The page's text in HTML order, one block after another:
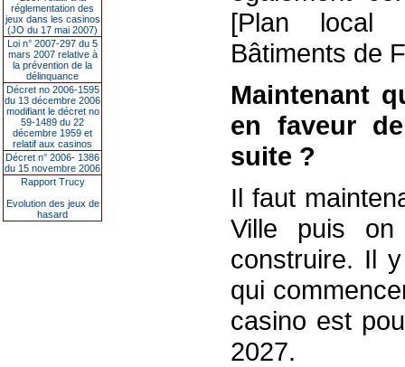
réglementation des
jeux dans les casinos
(JO du 17 mai 2007)
Loi n° 2007-297 du 5
mars 2007 relative à
la prévention de la
délinquance
Décret no 2006-1595
du 13 décembre 2006
modifiant le décret no
59-1489 du 22
décembre 1959 et
relatif aux casinos
Décret n° 2006- 1386
du 15 novembre 2006
Rapport Trucy
Evolution des jeux de
hasard
[Plan local
Bâtiments de
Maintenant
en faveur
suite ?
Il faut
Ville puis
construire. Il
qui
casino est
2027.